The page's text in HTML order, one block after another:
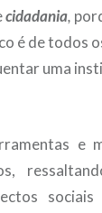
cidadania,
é de todos
uma
e
sociais